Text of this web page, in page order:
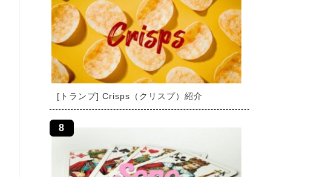
[トランプ] Crisps（クリスプ）紹介